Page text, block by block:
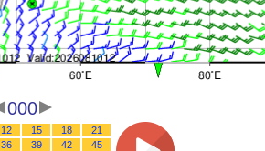
000
12 15 18
21
36 39 42
45